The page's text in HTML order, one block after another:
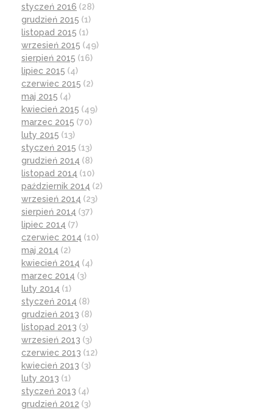
styczeń 2016 (28)
grudzień 2015 (1)
listopad 2015 (1)
wrzesień 2015 (49)
sierpień 2015 (16)
lipiec 2015 (4)
czerwiec 2015 (2)
maj 2015 (4)
kwiecień 2015 (49)
marzec 2015 (70)
luty 2015 (13)
styczeń 2015 (13)
grudzień 2014 (8)
listopad 2014 (10)
październik 2014 (2)
wrzesień 2014 (23)
sierpień 2014 (37)
lipiec 2014 (7)
czerwiec 2014 (10)
maj 2014 (2)
kwiecień 2014 (4)
marzec 2014 (3)
luty 2014 (1)
styczeń 2014 (8)
grudzień 2013 (8)
listopad 2013 (3)
wrzesień 2013 (3)
czerwiec 2013 (12)
kwiecień 2013 (3)
luty 2013 (1)
styczeń 2013 (4)
grudzień 2012 (3)